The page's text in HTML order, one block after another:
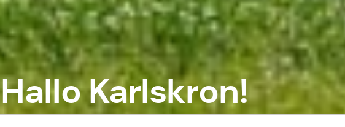
Hallo Karlskron!